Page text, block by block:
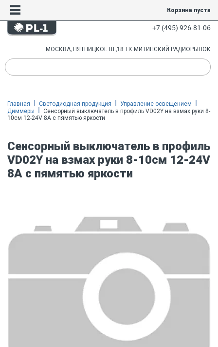
Корзина пуста
+7 (495) 926-81-06
МОСКВА, ПЯТНИЦКОЕ Ш.,18 ТК МИТИНСКИЙ РАДИОРЫНОК
Главная Светодиодная продукция
Управление освещением
Диммеры
Сенсорный выключатель в профиль VD02Y на взмах руки 8-
10см 12-24V 8A с пямятью яркости
Сенсорный выключатель в профиль
VD02Y на взмах руки 8-10см 12-24V
8A с пямятью яркости